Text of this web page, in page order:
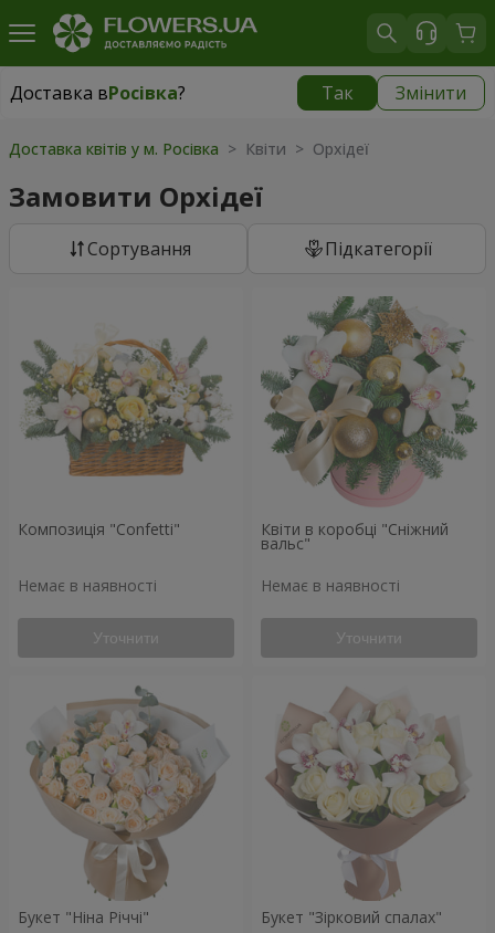
Доставка вРосівка? Так Змінити
Доставка вРосівка|
Доставка квітів у м. Росівка > Квіти > Орхідеї
Замовити Орхідеї
Сортування Підкатегорії
Композиція "Confetti"
Немає в наявності
Уточнити
Квіти в коробці "Сніжний
вальс"
Немає в наявності
Уточнити
Букет "Ніна Річчі" Букет "Зірковий спалах"